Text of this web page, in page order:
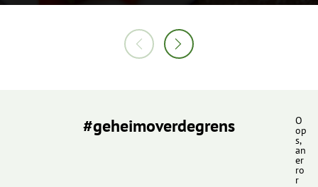
#geheimoverdegrens O
op
s,
an
er
ro
r